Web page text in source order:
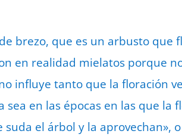
brezo, que es un arbusto que
en realidad mielatos porque
influye tanto que la floración
en las épocas en las que la
suda el árbol y la aprovechan»,